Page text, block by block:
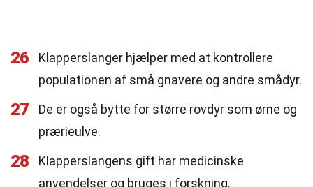
26
Klapperslanger hjælper med at kontrollere
populationen af små gnavere og andre smådyr.
27
De er også bytte for større rovdyr som ørne og
prærieulve.
28
Klapperslangens gift har medicinske
anvendelser og bruges i forskning.